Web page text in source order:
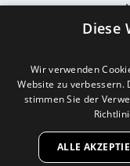
Copyright
Diese
Wir verwenden
Website zu verbessern.
stimmen Sie der
ALLE